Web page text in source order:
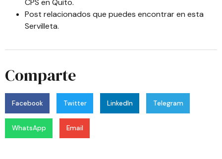
CPS en Quito.
Post relacionados que puedes encontrar en esta
Servilleta.
Comparte
Facebook Twitter LinkedIn Telegram
WhatsApp Email